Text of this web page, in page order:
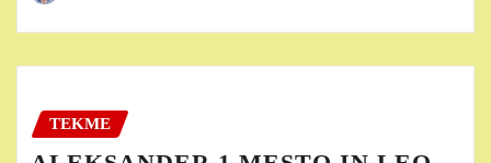
TEKME